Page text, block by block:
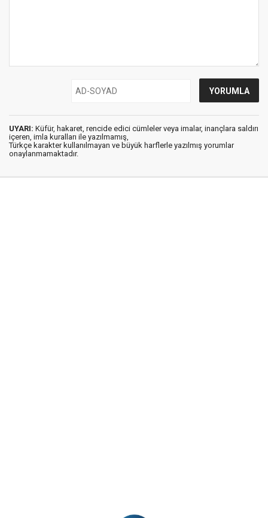
UYARI: Küfür, hakaret, rencide edici cümleler veya imalar, inançlara saldırı
içeren, imla kuralları ile yazılmamış,
Türkçe karakter kullanılmayan ve büyük harflerle yazılmış yorumlar
onaylanmamaktadır.